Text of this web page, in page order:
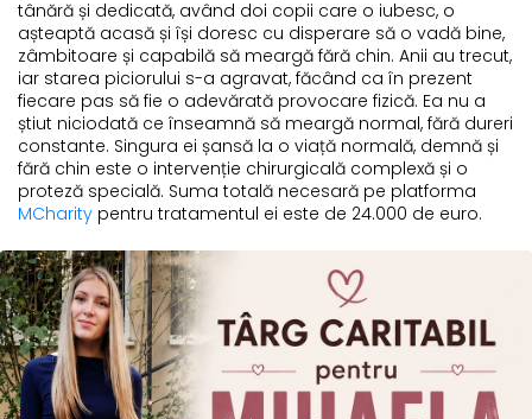
tânără și dedicată, având doi copii care o iubesc, o
așteaptă acasă și își doresc cu disperare să o vadă bine,
zâmbitoare și capabilă să meargă fără chin. Anii au trecut,
iar starea piciorului s-a agravat, făcând ca în prezent
fiecare pas să fie o adevărată provocare fizică. Ea nu a
știut niciodată ce înseamnă să meargă normal, fără dureri
constante. Singura ei șansă la o viață normală, demnă și
fără chin este o intervenție chirurgicală complexă și o
proteză specială. Suma totală necesară pe platforma
MCharity pentru tratamentul ei este de 24.000 de euro.